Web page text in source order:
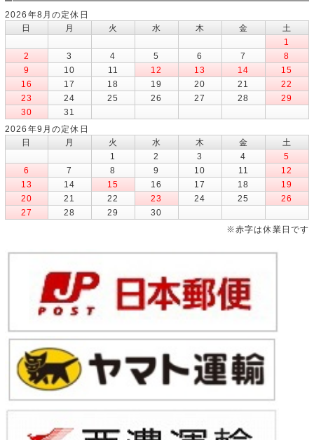
2026年8月の定休日
日
月 火 水 木 金
土
1
2
3 4 5 6 7
8
9
10 11 12 13 14
15
16
17 18 19 20 21
22
23
24 25 26 27 28
29
30
31
2026年9月の定休日
日
月 火 水 木 金
土
1
2 3 4
5
6
7 8 9 10 11
12
13
14 15 16 17 18
19
20
21 22 23 24 25
26
27
28 29
30
※赤字は休業日です